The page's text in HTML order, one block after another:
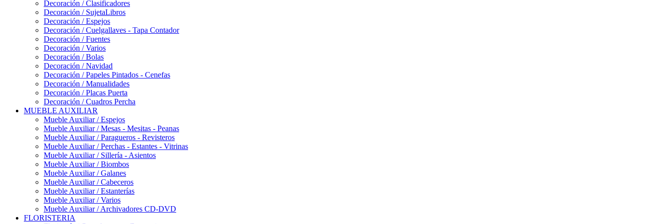
Decoración / Clasificadores
Decoración / SujetaLibros
Decoración / Espejos
Decoración / Cuelgallaves - Tapa Contador
Decoración / Fuentes
Decoración / Varios
Decoración / Bolas
Decoración / Navidad
Decoración / Papeles Pintados - Cenefas
Decoración / Manualidades
Decoración / Placas Puerta
Decoración / Cuadros Percha
MUEBLE AUXILIAR
Mueble Auxiliar / Espejos
Mueble Auxiliar / Mesas - Mesitas - Peanas
Mueble Auxiliar / Paragueros - Revisteros
Mueble Auxiliar / Perchas - Estantes - Vitrinas
Mueble Auxiliar / Sillería - Asientos
Mueble Auxiliar / Biombos
Mueble Auxiliar / Galanes
Mueble Auxiliar / Cabeceros
Mueble Auxiliar / Estanterías
Mueble Auxiliar / Varios
Mueble Auxiliar / Archivadores CD-DVD
FLORISTERIA